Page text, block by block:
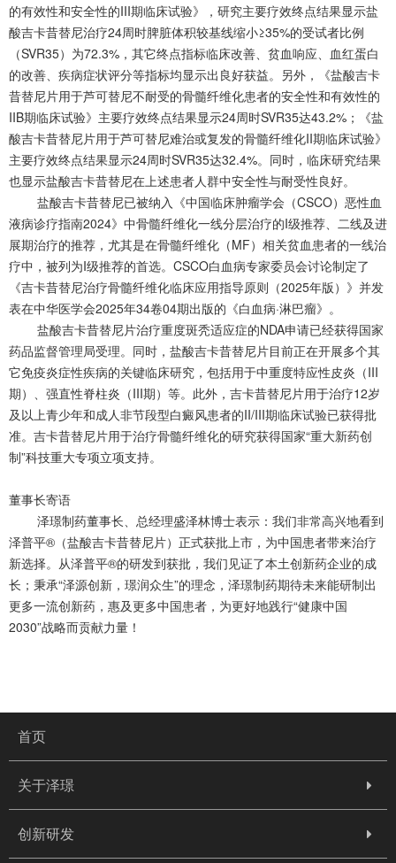
的有效性和安全性的III期临床试验》，研究主要疗效终点结果显示盐
酸吉卡昔替尼治疗24周时脾脏体积较基线缩小≥35%的受试者比例
（SVR35）为72.3%，其它终点指标临床改善、贫血响应、血红蛋白
的改善、疾病症状评分等指标均显示出良好获益。另外，《盐酸吉卡
昔替尼片用于芦可替尼不耐受的骨髓纤维化患者的安全性和有效性的
IIB期临床试验》主要疗效终点结果显示24周时SVR35达43.2%；《盐
酸吉卡昔替尼片用于芦可替尼难治或复发的骨髓纤维化II期临床试验》
主要疗效终点结果显示24周时SVR35达32.4%。同时，临床研究结果
也显示盐酸吉卡昔替尼在上述患者人群中安全性与耐受性良好。
盐酸吉卡昔替尼已被纳入《中国临床肿瘤学会（CSCO）恶性血
液病诊疗指南2024》中骨髓纤维化一线分层治疗的I级推荐、二线及进
展期治疗的推荐，尤其是在骨髓纤维化（MF）相关贫血患者的一线治
疗中，被列为I级推荐的首选。CSCO白血病专家委员会讨论制定了
《吉卡昔替尼治疗骨髓纤维化临床应用指导原则（2025年版）》并发
表在中华医学会2025年34卷04期出版的《白血病·淋巴瘤》。
盐酸吉卡昔替尼片治疗重度斑秃适应症的NDA申请已经获得国家
药品监督管理局受理。同时，盐酸吉卡昔替尼片目前正在开展多个其
它免疫炎症性疾病的关键临床研究，包括用于中重度特应性皮炎（III
期）、强直性脊柱炎（III期）等。此外，吉卡昔替尼片用于治疗12岁
及以上青少年和成人非节段型白癜风患者的II/III期临床试验已获得批
准。吉卡昔替尼片用于治疗骨髓纤维化的研究获得国家“重大新药创
制”科技重大专项立项支持。
董事长寄语
泽璟制药董事长、总经理盛泽林博士表示：我们非常高兴地看到
泽普平®（盐酸吉卡昔替尼片）正式获批上市，为中国患者带来治疗
新选择。从泽普平®的研发到获批，我们见证了本土创新药企业的成
长；秉承“泽源创新，璟润众生”的理念，泽璟制药期待未来能研制出
更多一流创新药，惠及更多中国患者，为更好地践行“健康中国
2030”战略而贡献力量！
首页
关于泽璟
创新研发